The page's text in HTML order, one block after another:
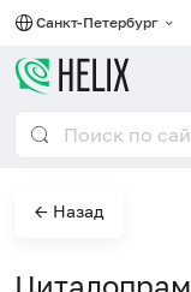
Санкт-Петербург
← Назад